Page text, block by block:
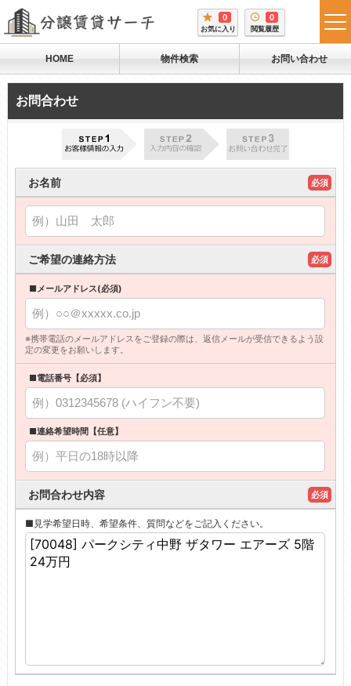
0
お気に入り
0
閲覧履歴
HOME 物件検索 お問い合わせ
お問合わせ
お名前 必須
ご希望の連絡方法 必須
■メールアドレス(必須)
※携帯電話のメールアドレスをご登録の際は、返信メールが受信できるよう設
定の変更をお願いします。
■電話番号【必須】
■連絡希望時間【任意】
お問合わせ内容 必須
■見学希望日時、希望条件、質問などをご記入ください。